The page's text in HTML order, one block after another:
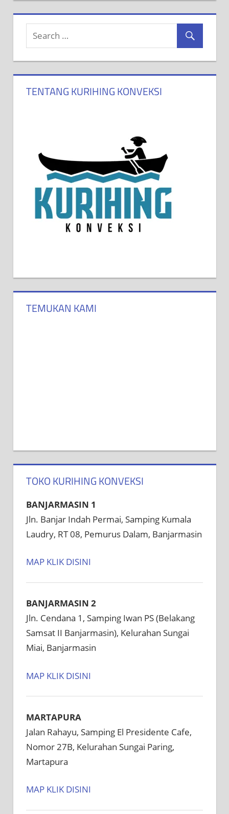
TENTANG KURIHING KONVEKSI
TEMUKAN KAMI
TOKO KURIHING KONVEKSI
BANJARMASIN 1
Jln. Banjar Indah Permai, Samping Kumala
Laudry, RT 08, Pemurus Dalam, Banjarmasin
MAP KLIK DISINI
BANJARMASIN 2
Jln. Cendana 1, Samping Iwan PS (Belakang
Samsat II Banjarmasin), Kelurahan Sungai
Miai, Banjarmasin
MAP KLIK DISINI
MARTAPURA
Jalan Rahayu, Samping El Presidente Cafe,
Nomor 27B, Kelurahan Sungai Paring,
Martapura
MAP KLIK DISINI